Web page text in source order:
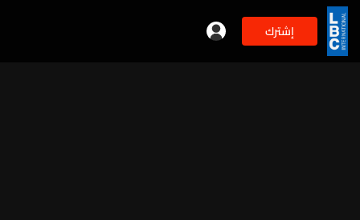
إشترك